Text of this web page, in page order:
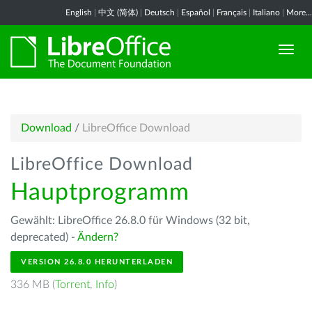
English 中文 (简体) Deutsch Español Français Italiano More...
Download / LibreOffice Download
LibreOffice Download
Hauptprogramm
Gewählt: LibreOffice 26.8.0 für Windows (32 bit,
deprecated) - Ändern?
VERSION 26.8.0 HERUNTERLADEN
336 MB (Torrent, Info)